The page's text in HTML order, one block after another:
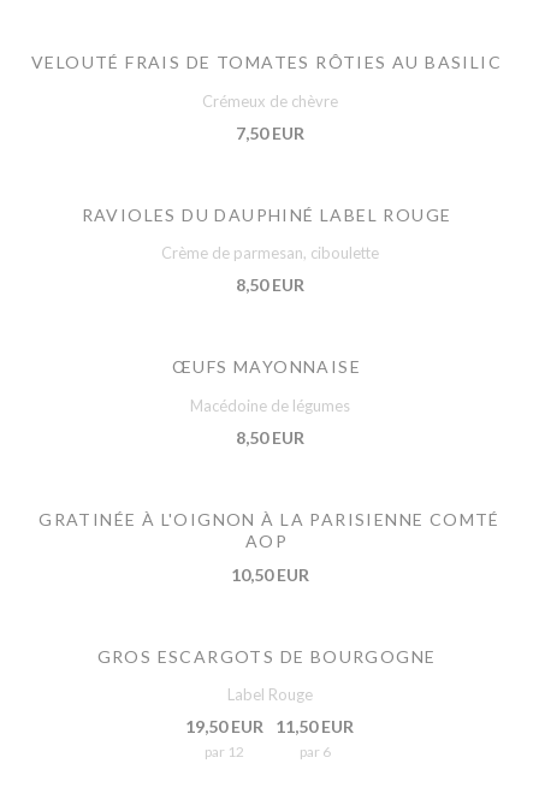
VELOUTÉ FRAIS DE TOMATES RÔTIES AU BASILIC
Crémeux de chèvre
7,50 EUR
RAVIOLES DU DAUPHINÉ LABEL ROUGE
Crème de parmesan, ciboulette
8,50 EUR
ŒUFS MAYONNAISE
Macédoine de légumes
8,50 EUR
GRATINÉE À L'OIGNON À LA PARISIENNE COMTÉ
AOP
10,50 EUR
GROS ESCARGOTS DE BOURGOGNE
Label Rouge
19,50 EUR
par 12
11,50 EUR
par 6